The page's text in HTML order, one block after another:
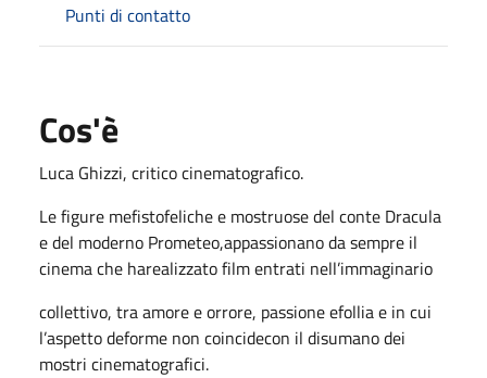
Punti di contatto
Cos'è
Luca Ghizzi, critico cinematografico.
Le figure mefistofeliche e mostruose del conte Dracula
e del moderno Prometeo,appassionano da sempre il
cinema che harealizzato film entrati nell’immaginario
collettivo, tra amore e orrore, passione efollia e in cui
l’aspetto deforme non coincidecon il disumano dei
mostri cinematografici.